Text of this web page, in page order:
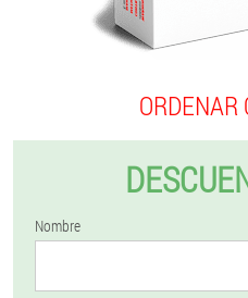
ORDENAR
Nombre